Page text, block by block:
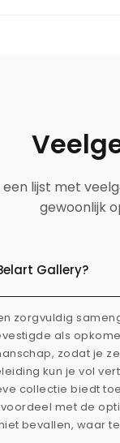
lijst met
gewoonlijk
Gallery?
zorgvuldig
als
zodat je
kun je vol
collectie biedt
met de
bevallen, waar